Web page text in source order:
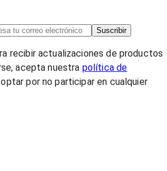
Suscribir
recibir actualizaciones de productos
acepta nuestra política de
por no participar en cualquier